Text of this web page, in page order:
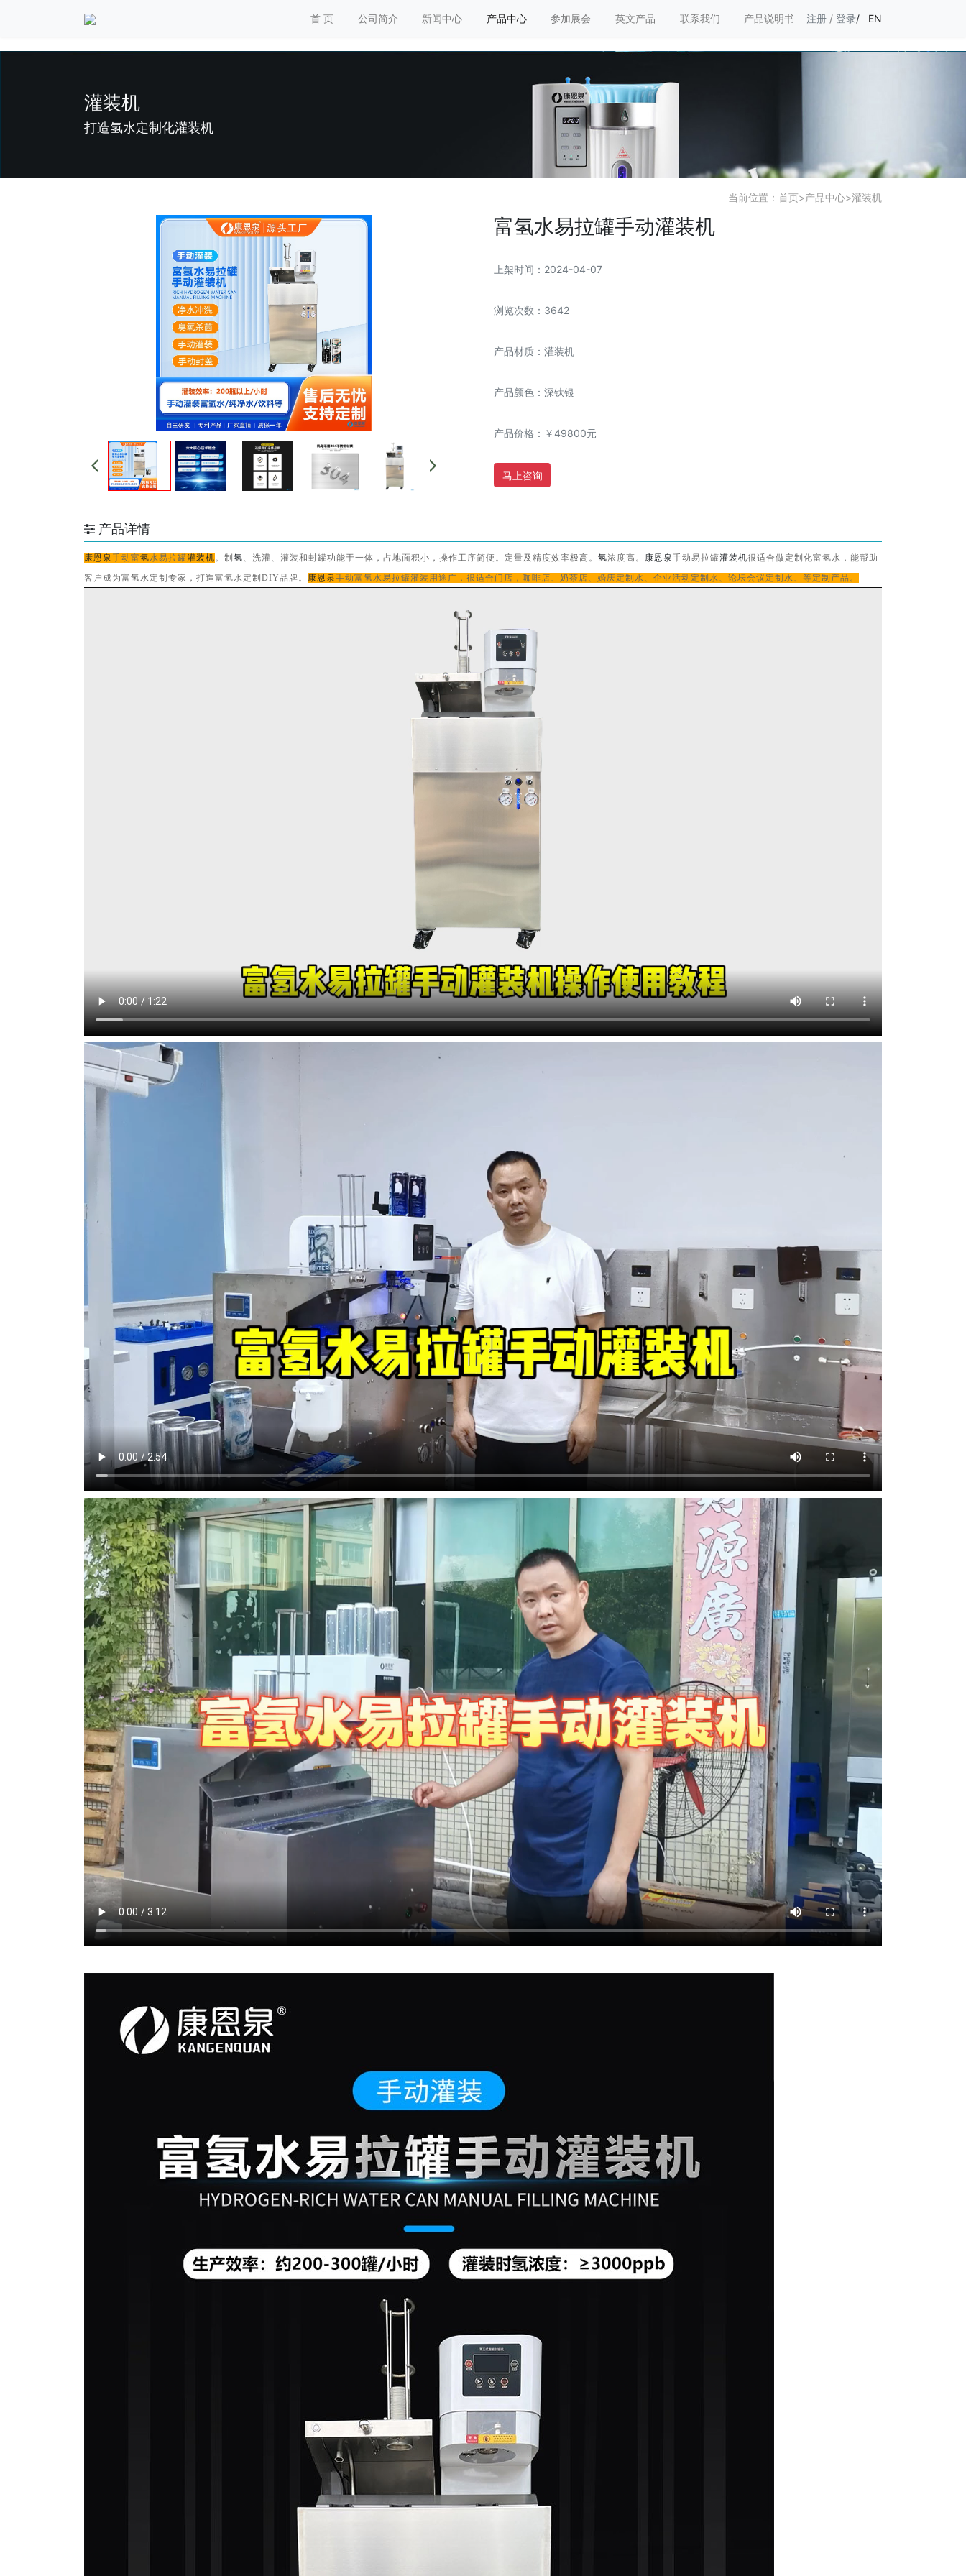
首 页 公司简介 新闻中心 产品中心 参加展会 英文产品 联系我们 产品说明书 注册 / 登录/ EN
灌装机
打造氢水定制化灌装机
当前位置： 首页>产品中心>灌装机
富氢水易拉罐手动灌装机
上架时间：2024-04-07
浏览次数：3642
产品材质：灌装机
产品颜色：深钛银
产品价格：￥49800元
马上咨询
产品详情
康恩泉手动富氢水易拉罐灌装机。制 氢、洗灌、灌装和封罐功能于一体，占地面积小，操作工序简便。定量及精度效率极高。 氢浓度高。 康恩泉手动易拉罐灌装机很适合做定制化富氢水，能帮助
客户成为富氢水定制专家，打造富氢水定制 DIY品牌。 康恩泉手动富氢水易拉罐灌装用途广，很适合门店，咖啡店、奶茶店、婚庆定制水、企业活动定制水、论坛会议定制水、等定制产品。